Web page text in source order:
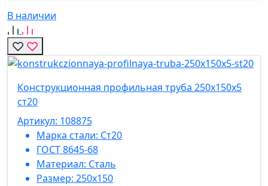
В наличии
Конструкционная профильная труба 250х150х5
ст20
Артикул: 108875
Марка стали: Ст20
ГОСТ 8645-68
Материал: Сталь
Размер: 250х150